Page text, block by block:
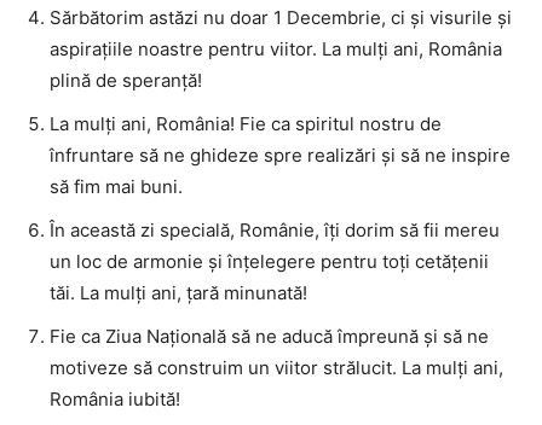
Sărbătorim astăzi nu doar 1 Decembrie, ci și visurile și
aspirațiile noastre pentru viitor. La mulți ani, România
plină de speranță!
La mulți ani, România! Fie ca spiritul nostru de
înfruntare să ne ghideze spre realizări și să ne inspire
să fim mai buni.
În această zi specială, Românie, îți dorim să fii mereu
un loc de armonie și înțelegere pentru toți cetățenii
tăi. La mulți ani, țară minunată!
Fie ca Ziua Națională să ne aducă împreună și să ne
motiveze să construim un viitor strălucit. La mulți ani,
România iubită!